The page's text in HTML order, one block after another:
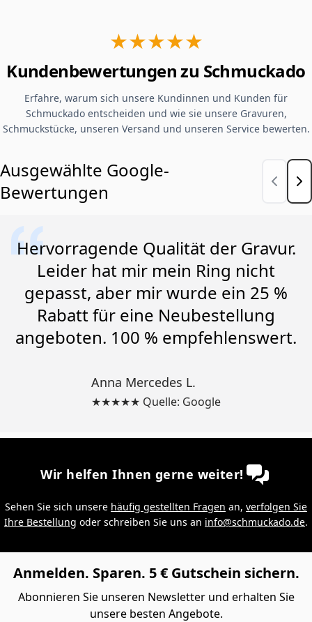
★★★★★
Kundenbewertungen zu Schmuckado
Erfahre, warum sich unsere Kundinnen und Kunden für
Schmuckado entscheiden und wie sie unsere Gravuren,
Schmuckstücke, unseren Versand und unseren Service bewerten.
Ausgewählte Google-
Bewertungen
Hervorragende Qualität der Gravur.
Leider hat mir mein Ring nicht
gepasst, aber mir wurde ein 25 %
Rabatt für eine Neubestellung
angeboten. 100 % empfehlenswert.
Anna Mercedes L.
★★★★★ Quelle: Google
Wir helfen Ihnen gerne weiter!
Sehen Sie sich unsere häufig gestellten Fragen an, verfolgen Sie
Ihre Bestellung oder schreiben Sie uns an info@schmuckado.de.
Anmelden. Sparen. 5 € Gutschein sichern.
Abonnieren Sie unseren Newsletter und erhalten Sie
unsere besten Angebote.